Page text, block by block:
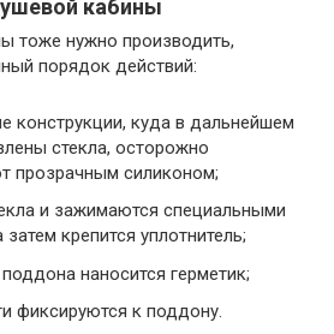
кабины
тоже нужно производить,
порядок действий:
конструкции, куда в дальнейшем
стекла, осторожно
прозрачным силиконом;
и зажимаются специальными
крепится уплотнитель;
наносится герметик;
фиксируются к поддону.